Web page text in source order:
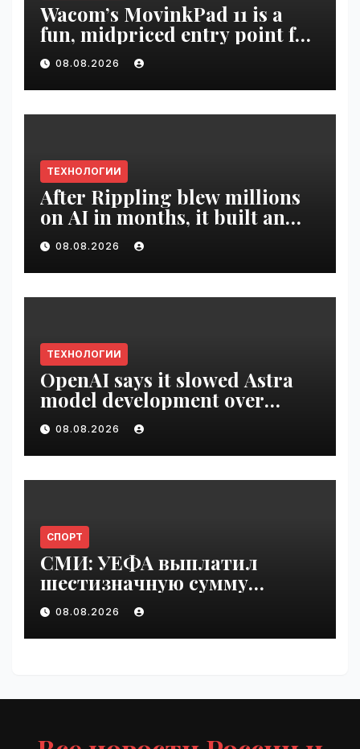
Wacom’s MovinkPad 11 is a
fun, midpriced entry point for
digital artists | VseTime.ru
08.08.2026
ТЕХНОЛОГИИ
After Rippling blew millions
on AI in months, it built an
employee ROI tool |
VseTime.ru
08.08.2026
ТЕХНОЛОГИИ
OpenAI says it slowed Astra
model development over
security concerns | VseTime.ru
08.08.2026
СПОРТ
СМИ: УЕФА выплатил
шестизначную сумму
любовнице Инфантино |
VseTime.ru
08.08.2026